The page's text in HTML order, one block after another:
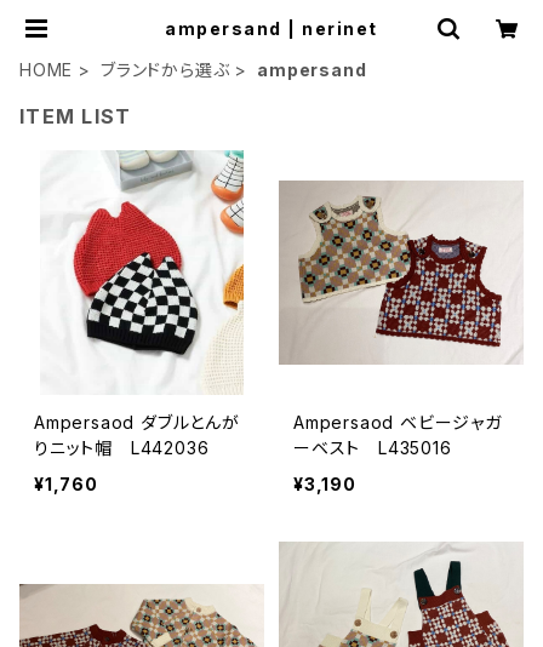
ampersand | nerinet
HOME
ブランドから選ぶ ampersand
ITEM LIST
Ampersaod ダブルとんが
りニット帽 L442036
¥1,760
Ampersaod ベビージャガ
ーベスト L435016
¥3,190